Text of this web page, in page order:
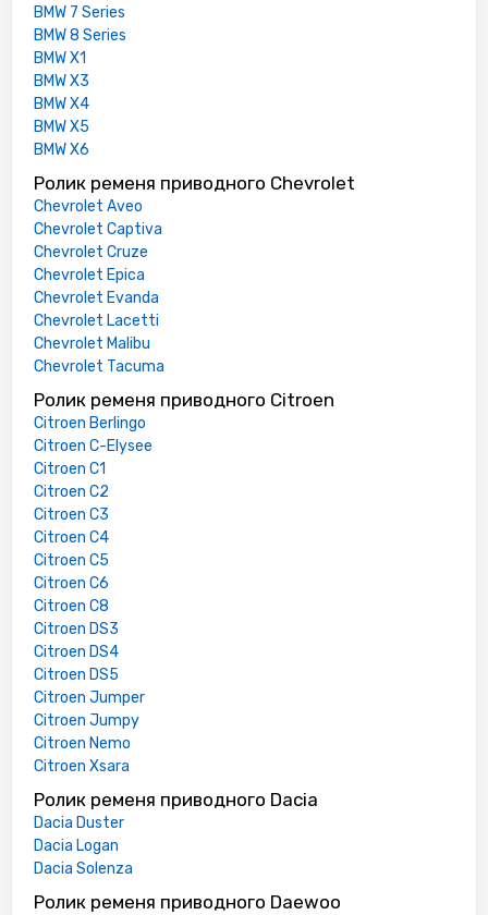
BMW 7 Series
BMW 8 Series
BMW X1
BMW X3
BMW X4
BMW X5
BMW X6
Ролик ременя приводного Chevrolet
Chevrolet Aveo
Chevrolet Captiva
Chevrolet Cruze
Chevrolet Epica
Chevrolet Evanda
Chevrolet Lacetti
Chevrolet Malibu
Chevrolet Tacuma
Ролик ременя приводного Citroen
Citroen Berlingo
Citroen C-Elysee
Citroen C1
Citroen C2
Citroen C3
Citroen C4
Citroen C5
Citroen C6
Citroen C8
Citroen DS3
Citroen DS4
Citroen DS5
Citroen Jumper
Citroen Jumpy
Citroen Nemo
Citroen Xsara
Ролик ременя приводного Dacia
Dacia Duster
Dacia Logan
Dacia Solenza
Ролик ременя приводного Daewoo